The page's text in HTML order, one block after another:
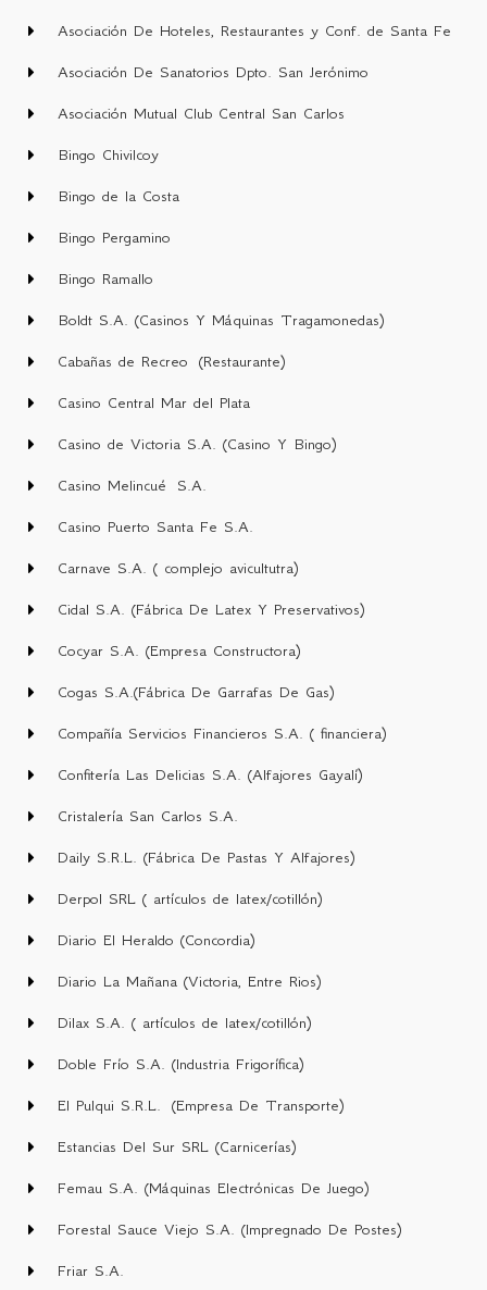
Asociación De Hoteles, Restaurantes y Conf. de Santa Fe
Asociación De Sanatorios Dpto. San Jerónimo
Asociación Mutual Club Central San Carlos
Bingo Chivilcoy
Bingo de la Costa
Bingo Pergamino
Bingo Ramallo
Boldt S.A. (Casinos Y Máquinas Tragamonedas)
Cabañas de Recreo (Restaurante)
Casino Central Mar del Plata
Casino de Victoria S.A. (Casino Y Bingo)
Casino Melincué S.A.
Casino Puerto Santa Fe S.A.
Carnave S.A. ( complejo avicultutra)
Cidal S.A. (Fábrica De Latex Y Preservativos)
Cocyar S.A. (Empresa Constructora)
Cogas S.A.(Fábrica De Garrafas De Gas)
Compañía Servicios Financieros S.A. ( financiera)
Confitería Las Delicias S.A. (Alfajores Gayalí)
Cristalería San Carlos S.A.
Daily S.R.L. (Fábrica De Pastas Y Alfajores)
Derpol SRL ( artículos de latex/cotillón)
Diario El Heraldo (Concordia)
Diario La Mañana (Victoria, Entre Rios)
Dilax S.A. ( artículos de latex/cotillón)
Doble Frío S.A. (Industria Frigorífica)
El Pulqui S.R.L. (Empresa De Transporte)
Estancias Del Sur SRL (Carnicerías)
Femau S.A. (Máquinas Electrónicas De Juego)
Forestal Sauce Viejo S.A. (Impregnado De Postes)
Friar S.A.